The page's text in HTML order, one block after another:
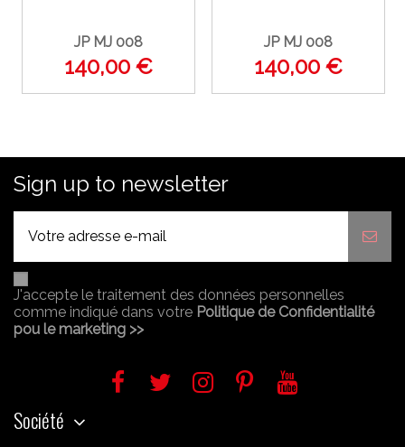
JP MJ 008
140,00 €
JP MJ 008
140,00 €
Sign up to newsletter
J'accepte le traitement des données personnelles
comme indiqué dans votre Politique de Confidentialité
pou le marketing >>
Société